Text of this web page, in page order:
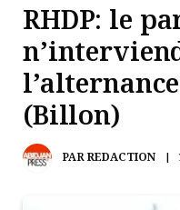
RHDP: le
(Billon)
PARREDACTION